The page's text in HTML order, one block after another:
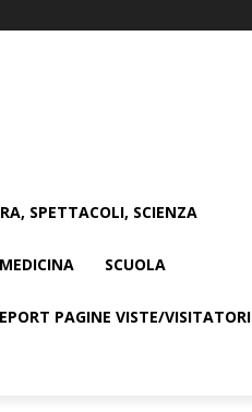
SPETTACOLI, SCIENZA
SCUOLA
PAGINE VISTE/VISITATORI